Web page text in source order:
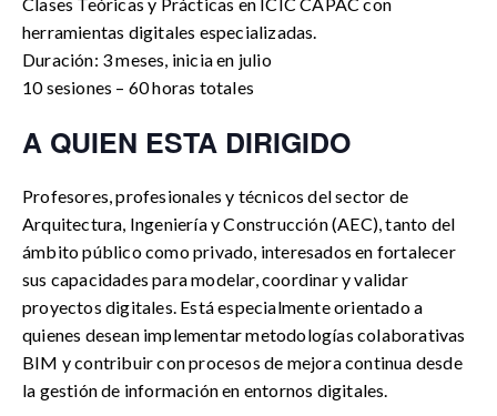
herramientas digitales especializadas.
Duración: 3 meses, inicia en julio
10 sesiones – 60 horas totales
A QUIEN ESTA DIRIGIDO
Profesores, profesionales y técnicos del sector de
Arquitectura, Ingeniería y Construcción (AEC), tanto del
ámbito público como privado, interesados en fortalecer
sus capacidades para modelar, coordinar y validar
proyectos digitales. Está especialmente orientado a
quienes desean implementar metodologías colaborativas
BIM y contribuir con procesos de mejora continua desde
la gestión de información en entornos digitales.